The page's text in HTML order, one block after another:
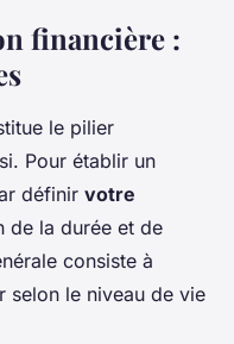
financière :
le pilier
Pour établir un
définir votre
de la durée et de
consiste à
selon le niveau de vie